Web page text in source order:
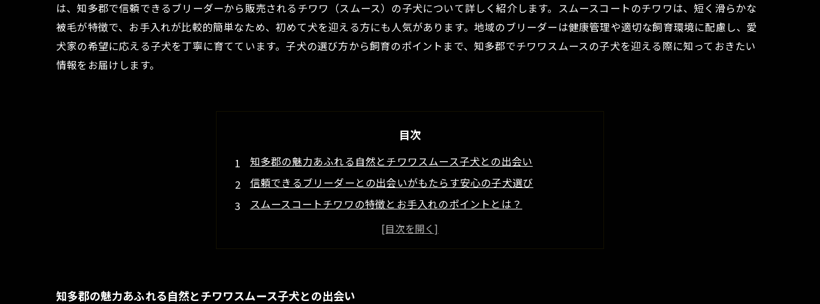
は、知多郡で信頼できるブリーダーから販売されるチワワ（スムース）の子犬について詳しく紹介します。スムースコートのチワワは、短く滑らかな
被毛が特徴で、お手入れが比較的簡単なため、初めて犬を迎える方にも人気があります。地域のブリーダーは健康管理や適切な飼育環境に配慮し、愛
犬家の希望に応える子犬を丁寧に育てています。子犬の選び方から飼育のポイントまで、知多郡でチワワスムースの子犬を迎える際に知っておきたい
情報をお届けします。
目次
知多郡の魅力あふれる自然とチワワスムース子犬との出会い
信頼できるブリーダーとの出会いがもたらす安心の子犬選び
スムースコートチワワの特徴とお手入れのポイントとは？
知多郡で育つ健康なチワワスムース子犬の飼育環境紹介
愛知県知多郡で理想のチワワスムース子犬を見つけるための完全ガイド
知多郡の魅力あふれる自然とチワワスムース子犬との出会い